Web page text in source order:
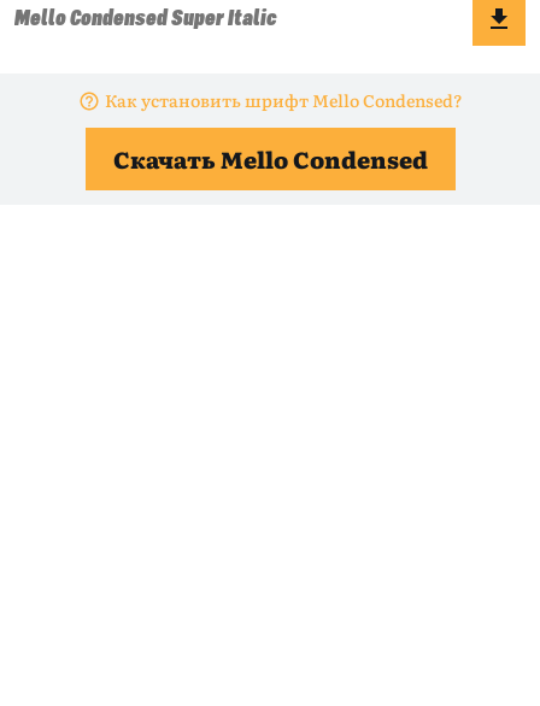
Как установить шрифт Mello Condensed?
Скачать Mello Condensed